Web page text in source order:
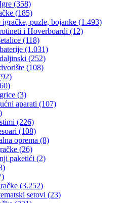
(358)
(185)
puzle, bojanke (1.493)
i Hoverboardi (12)
(118)
(1.031)
(252)
(108)
(3)
aparati (107)
(226)
(108)
oprema (8)
(26)
paketići (2)
(3.252)
setovi (23)